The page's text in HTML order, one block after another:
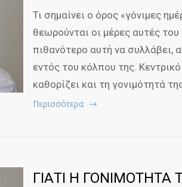
Τι σημαίνει ο όρος «γόνιμες
θεωρούνται οι μέρες αυτές
πιθανότερο αυτή να συλλάβει,
εντός του κόλπου της.
καθορίζει και τη γονιμότητά
Περισσότερα
ΓΙΑΤΙ Η ΓΟΝΙΜΟΤΗΤΑ